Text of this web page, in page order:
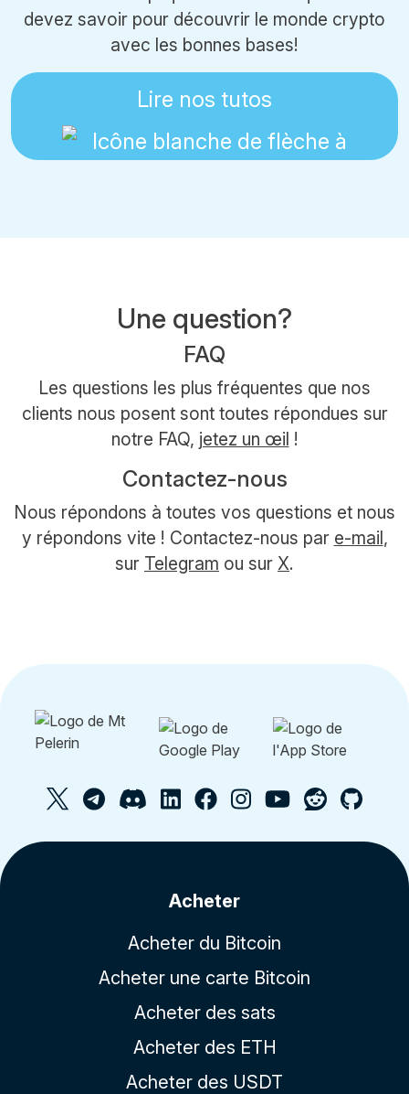
devez savoir pour découvrir le monde crypto
avec les bonnes bases!
Lire nos tutos
Une question?
FAQ
Les questions les plus fréquentes que nos
clients nous posent sont toutes répondues sur
notre FAQ, jetez un œil !
Contactez-nous
Nous répondons à toutes vos questions et nous
y répondons vite ! Contactez-nous par e-mail,
sur Telegram ou sur X.
Acheter
Acheter du Bitcoin
Acheter une carte Bitcoin
Acheter des sats
Acheter des ETH
Acheter des USDT